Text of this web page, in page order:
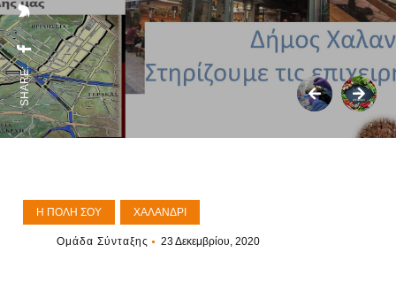
SHARE:
Η ΠΌΛΗ ΣΟΥ ΧΑΛΆΝΔΡΙ
Ομάδα Σύνταξης 23 Δεκεμβρίου, 2020